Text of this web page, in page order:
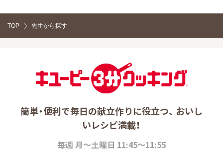
TOP 先生から探す
簡単・便利で毎日の献立作りに役立つ、 おいし
いレシピ満載！
毎週 月～土曜日 11:45～11:55